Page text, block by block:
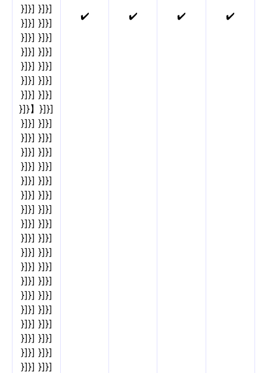
}]}] }]}]
}]}] }]}]
}]}] }]}]
}]}] }]}]
}]}] }]}]
}]}] }]}]
}]}] }]}]
}]}】}]}]
}]}] }]}]
}]}] }]}]
}]}] }]}]
}]}] }]}]
}]}] }]}]
}]}] }]}]
}]}] }]}]
}]}] }]}]
}]}] }]}]
}]}] }]}]
}]}] }]}]
}]}] }]}]
}]}] }]}]
}]}] }]}]
}]}] }]}]
}]}] }]}]
}]}] }]}]
}]}] }]}]
✔️ ✔️ ✔️ ✔️